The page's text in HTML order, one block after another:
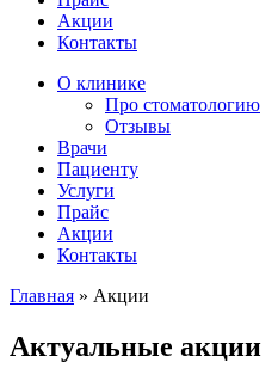
Акции
Контакты
О клинике
Про стоматологию
Отзывы
Врачи
Пациенту
Услуги
Прайс
Акции
Контакты
Главная » Акции
Актуальные акции